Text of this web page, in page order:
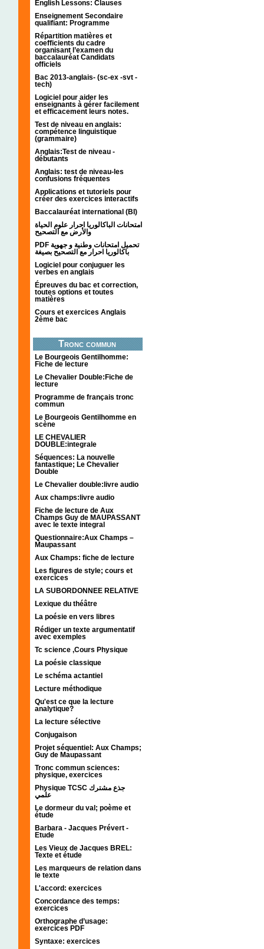
English Lessons: Clauses
Enseignement Secondaire
qualifiant: Programme
Répartition matières et
coefficients du cadre
organisant l’examen du
baccalauréat Candidats
officiels
Bac 2013-anglais- (sc-ex -svt -
tech)
Logiciel pour aider les
enseignants à gérer facilement
et efficacement leurs notes.
Test de niveau en anglais:
compétence linguistique
(grammaire)
Anglais:Test de niveau -
débutants
Anglais: test de niveau-les
confusions fréquentes
Applications et tutoriels pour
créer des exercices interactifs
Baccalauréat international (BI)
امتحانات الباكالوريا احرار علوم الحياة
والأرض مع التصحيح
PDF تحميل امتحانات وطنية و جهوية
باكالوريا احرار مع التصحيح بصيغة
Logiciel pour conjuguer les
verbes en anglais
Épreuves du bac et correction,
toutes options et toutes
matières
Cours et exercices Anglais
2ème bac
Tronc commun
Le Bourgeois Gentilhomme:
Fiche de lecture
Le Chevalier Double:Fiche de
lecture
Programme de français tronc
commun
Le Bourgeois Gentilhomme en
scène
LE CHEVALIER
DOUBLE:integrale
Séquences: La nouvelle
fantastique; Le Chevalier
Double
Le Chevalier double:livre audio
Aux champs:livre audio
Fiche de lecture de Aux
Champs Guy de MAUPASSANT
avec le texte integral
Questionnaire:Aux Champs –
Maupassant
Aux Champs: fiche de lecture
Les figures de style; cours et
exercices
LA SUBORDONNEE RELATIVE
Lexique du théâtre
La poésie en vers libres
Rédiger un texte argumentatif
avec exemples
Tc science ,Cours Physique
La poésie classique
Le schéma actantiel
Lecture méthodique
Qu'est ce que la lecture
analytique?
La lecture sélective
Conjugaison
Projet séquentiel: Aux Champs;
Guy de Maupassant
Tronc commun sciences:
physique, exercices
Physique TCSC جذع مشترك
علمي
Le dormeur du val; poème et
étude
Barbara - Jacques Prévert -
Etude
Les Vieux de Jacques BREL:
Texte et étude
Les marqueurs de relation dans
le texte
L'accord: exercices
Concordance des temps:
exercices
Orthographe d’usage:
exercices PDF
Syntaxe: exercices